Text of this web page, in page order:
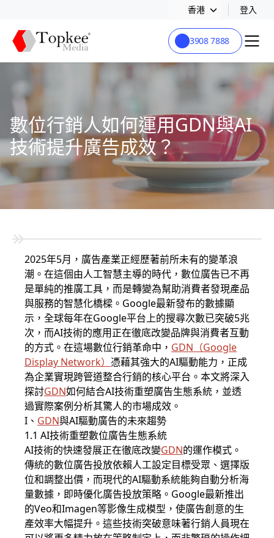
香港 登入
3908 7888
數位行銷人如何運用GDN與AI
技術提升廣告成效？
2025年5月，廣告產業正經歷著前所未有的變革浪
潮。在這個由人工智慧主導的時代，數位廣告已不再
是單純的推廣工具，而是轉變為幫助消費者發現產品
與服務的智慧化橋樑。Google最新發布的數據顯
示，全球每年在Google平台上的搜尋次數已突破5兆
次，而AI技術的應用正在徹底改變品牌與消費者互動
的方式。在這場數位行銷革命中， GDN （Google
Display Network） 憑藉其強大的AI驅動能力，正成
為企業實現跨管道整合行銷的核心平台。本文將深入
探討GDN如何結合AI技術重塑廣告生態系統，並透
過實際案例分析其驚人的市場成效。
I、 GDN與AI驅動廣告的未來趨勢
1.1 AI技術重塑數位廣告生態系統
AI技術的快速發展正在徹底改變GDN的運作模式。
傳統的數位廣告投放依賴人工設定目標受眾、選擇版
位和調整出價，而現代的AI驅動系統能夠自動分析海
量數據，即時優化廣告投放策略。Google最新推出
的Veo和Imagen等影像生成模型，使廣告創意的生
產效率大幅提升。這些技術突破意味著行銷人員現在